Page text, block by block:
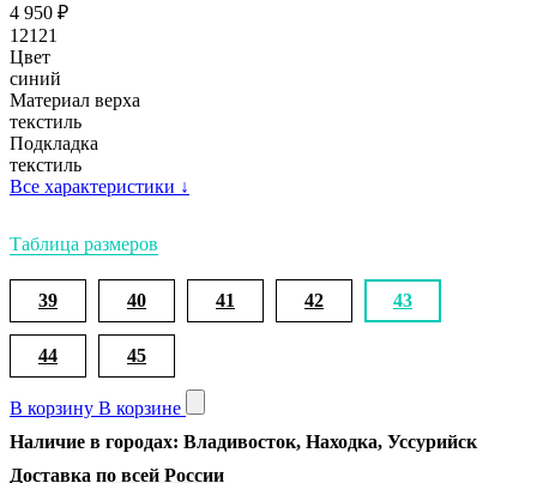
4 950 ₽
12121
Цвет
синий
Материал верха
текстиль
Подкладка
текстиль
Все характеристики ↓
Таблица размеров
39 40 41 42 43
44 45
В корзину В корзине
Наличие в городах: Владивосток, Находка, Уссурийск
Доставка по всей России